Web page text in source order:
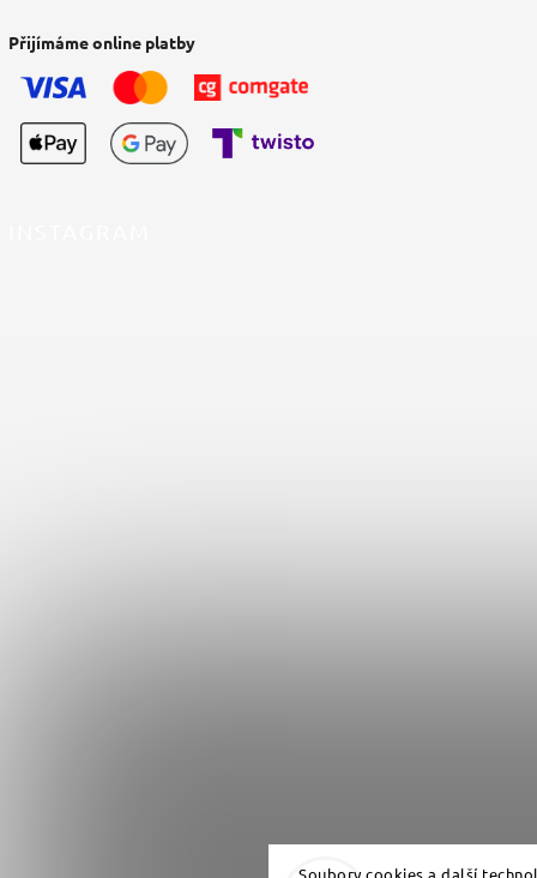
Soubory cookies a další
Přijímáme online platby